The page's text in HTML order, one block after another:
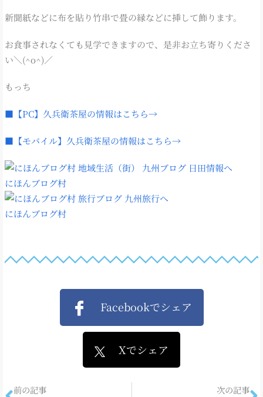
新聞紙などに布を貼り竹串で畳の縁などに挿して飾ります。
お食事されなくても見学できますので、是非お立ち寄りくださ
い＼(^o^)／
もっち
■【PC】久兵衛茶屋の情報はこちら→
■【モバイル】久兵衛茶屋の情報はこちら→
にほんブログ村
にほんブログ村
Facebookでシェア
Xでシェア
前の記事 次の記事